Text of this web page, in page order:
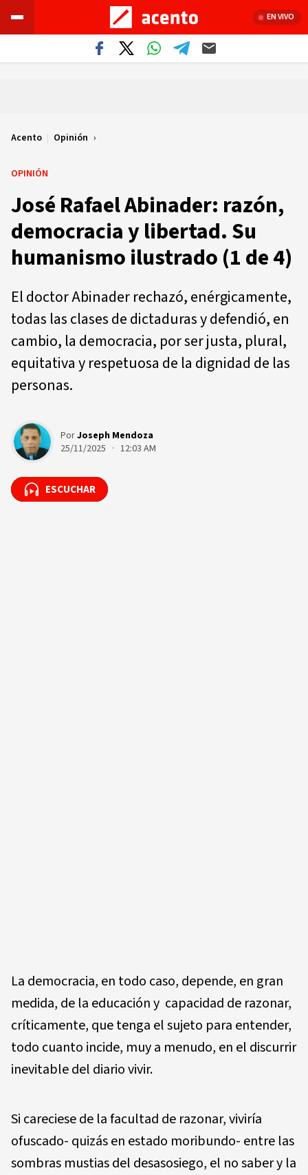
EN VIVO
Acento | Opinión
OPINIÓN
José Rafael Abinader: razón,
democracia y libertad. Su
humanismo ilustrado (1 de 4)
El doctor Abinader rechazó, enérgicamente,
todas las clases de dictaduras y defendió, en
cambio, la democracia, por ser justa, plural,
equitativa y respetuosa de la dignidad de las
personas.
PorJoseph Mendoza
25/11/2025 · 12:03 AM
ESCUCHAR
ESCUCHAR
La democracia, en todo caso, depende, en gran
medida, de la educación y capacidad de razonar,
críticamente, que tenga el sujeto para entender,
todo cuanto incide, muy a menudo, en el discurrir
inevitable del diario vivir.
Si careciese de la facultad de razonar, viviría
ofuscado- quizás en estado moribundo- entre las
sombras mustias del desasosiego, el no saber y la